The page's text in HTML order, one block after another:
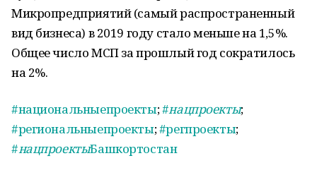
Микропредприятий (самый распространенный
вид бизнеса) в 2019 году стало меньше на 1,5%.
Общее число МСП за прошлый год сократилось
на 2%.
#национальныепроекты;#нацпроекты;
#региональныепроекты;#регпроекты;
#нацпроектыБашкортостан